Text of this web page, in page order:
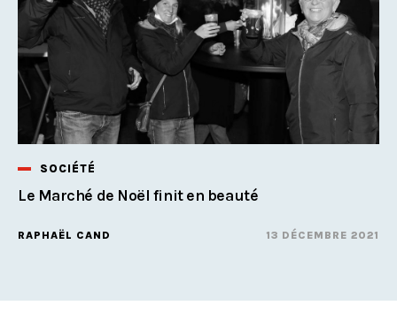
SOCIÉTÉ
Le Marché de Noël finit en beauté
RAPHAËL CAND 13 DÉCEMBRE 2021